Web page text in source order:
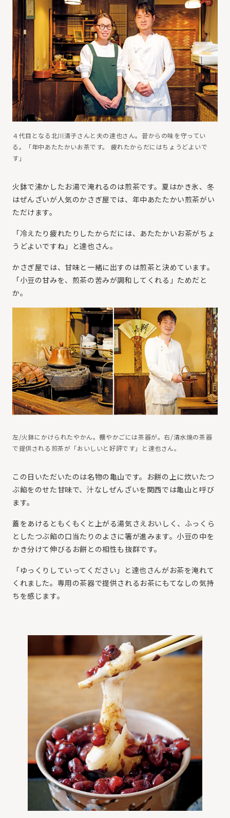
４代目となる北川清子さんと夫の達也さん。昔からの味を守ってい
る。「年中あたたかいお茶です。 疲れたからだにはちょうどよいで
す」
火鉢で沸かしたお湯で淹れるのは煎茶です。夏はかき氷、冬
はぜんざいが人気のかさぎ屋では、年中あたたかい煎茶がい
ただけます。
「冷えたり疲れたりしたからだには、あたたかいお茶がちょ
うどよいですね」と達也さん。
かさぎ屋では、甘味と一緒に出すのは煎茶と決めています。
「小豆の甘みを、煎茶の苦みが調和してくれる」ためだと
か。
左/火鉢にかけられたやかん。棚やかごには茶器が。右/清水焼の茶器
で提供される煎茶が「おいしいと好評です」と達也さん。
この日いただいたのは名物の亀山です。お餅の上に炊いたつ
ぶ餡をのせた甘味で、汁なしぜんざいを関西では亀山と呼び
ます。
蓋をあけるともくもくと上がる湯気さえおいしく、ふっくら
としたつぶ餡の口当たりのよさに箸が進みます。小豆の中を
かき分けて伸びるお餅との相性も抜群です。
「ゆっくりしていってください」と達也さんがお茶を淹れて
くれました。専用の茶器で提供されるお茶にもてなしの気持
ちを感じます。